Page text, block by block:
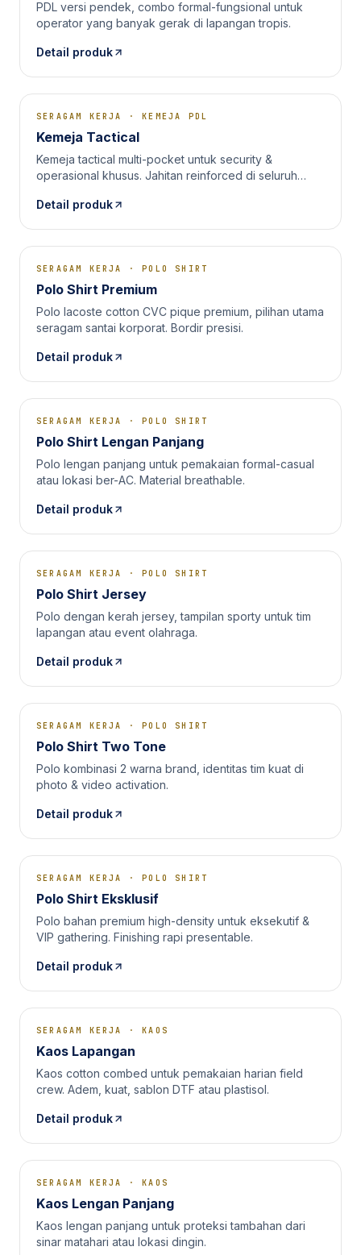
PDL versi pendek, combo formal-fungsional untuk
operator yang banyak gerak di lapangan tropis.
Detail produk
SERAGAM KERJA ·KEMEJA PDL
Kemeja Tactical
Kemeja tactical multi-pocket untuk security &
operasional khusus. Jahitan reinforced di seluruh
Detail produk
SERAGAM KERJA ·POLO SHIRT
Polo Shirt Premium
Polo lacoste cotton CVC pique premium, pilihan utama
seragam santai korporat. Bordir presisi.
Detail produk
SERAGAM KERJA ·POLO SHIRT
Polo Shirt Lengan Panjang
Polo lengan panjang untuk pemakaian formal-casual
atau lokasi ber-AC. Material breathable.
Detail produk
SERAGAM KERJA ·POLO SHIRT
Polo Shirt Jersey
Polo dengan kerah jersey, tampilan sporty untuk tim
lapangan atau event olahraga.
Detail produk
SERAGAM KERJA ·POLO SHIRT
Polo Shirt Two Tone
Polo kombinasi 2 warna brand, identitas tim kuat di
photo & video activation.
Detail produk
SERAGAM KERJA ·POLO SHIRT
Polo Shirt Eksklusif
Polo bahan premium high-density untuk eksekutif &
VIP gathering. Finishing rapi presentable.
Detail produk
SERAGAM KERJA ·KAOS
Kaos Lapangan
Kaos cotton combed untuk pemakaian harian field
crew. Adem, kuat, sablon DTF atau plastisol.
Detail produk
SERAGAM KERJA ·KAOS
Kaos Lengan Panjang
Kaos lengan panjang untuk proteksi tambahan dari
sinar matahari atau lokasi dingin.